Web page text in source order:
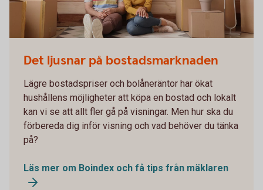
Det ljusnar på bostadsmarknaden
Lägre bostadspriser och bolåneräntor har ökat
hushållens möjligheter att köpa en bostad och lokalt
kan vi se att allt fler gå på visningar. Men hur ska du
förbereda dig inför visning och vad behöver du tänka
på?
Läs mer om Boindex och få tips från mäklaren